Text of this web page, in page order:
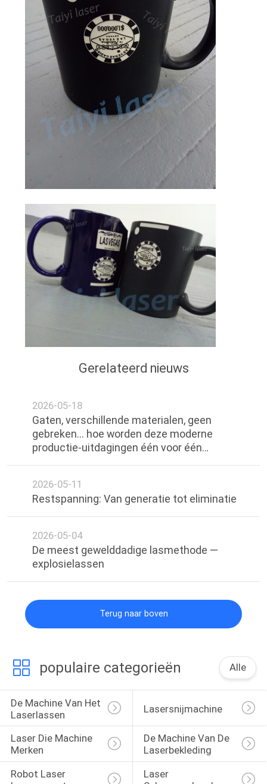
Gerelateerd nieuws
2026-05-18
Gaten, verschillende materialen, geen
gebreken... hoe worden deze moderne
productie-uitdagingen één voor één
2026-05-11
Restspanning: Van generatie tot eliminatie
2026-05-04
De meest gewelddadige lasmethode —
explosielassen
Terug naar boven
populaire categorieën Alle
De Machine Van Het
Laserlassen
Lasersnijmachine
Laser Die Machine
Merken
De Machine Van De
Laserbekleding
Robot Laser
Laser